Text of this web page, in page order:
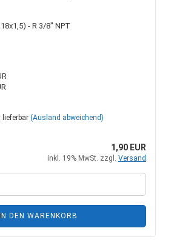
- R 3/8" NPT
lieferbar (Ausland abweichend)
1,90 EUR
inkl. 19% MwSt. zzgl. Versand
IN DEN WARENKORB